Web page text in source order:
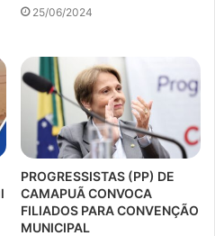
25/06/2024
PROGRESSISTAS (PP) DE
CAMAPUÃ CONVOCA
FILIADOS PARA CONVENÇÃO
MUNICIPAL